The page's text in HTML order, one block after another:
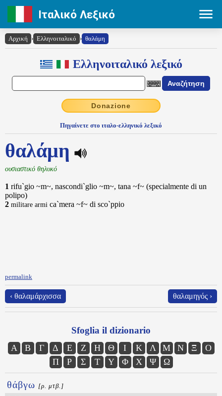
Ιταλικό Λεξικό
Αρχική › Ελληνοιταλικό › θαλάμη
Ελληνοιταλικό λεξικό
Donazione
Πηγαίνετε στο ιταλο-ελληνικό λεξικό
θαλάμη
ουσιαστικό θηλυκό
1 rifu`gio ~m~, nascondi`glio ~m~, tana ~f~ (specialmente di un
polipo)
2 militare armi ca`mera ~f~ di sco`ppio
permalink
‹ θαλαμάρχισσα θαλαμηγός ›
Sfoglia il dizionario
Α Β Γ Δ Ε Ζ Η Θ Ι Κ Λ Μ Ν Ξ
Ο
Π
Ρ Σ Τ Υ Φ Χ Ψ Ω
θάβγω [ρ. μτβ.]